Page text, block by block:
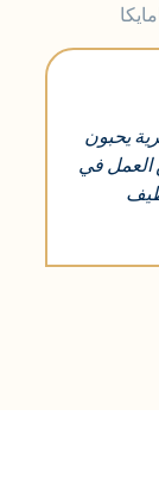
يحبون
العمل في